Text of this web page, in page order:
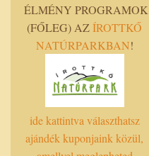
ÉLMÉNY PROGRAMOK
(FŐLEG) AZÍROTTKŐ
NATÚRPARKBAN!
ide kattintva választhatsz
ajándék kuponjaink közül,